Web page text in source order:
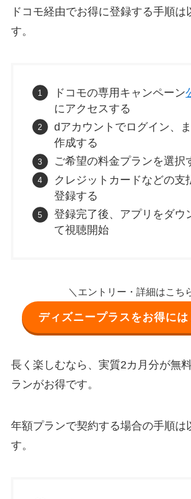
ドコモ経由でお得に登録する手順は
す。
ドコモの専用キャンペーン
にアクセスする
dアカウントでログイン、
作成する
ご希望の料金プランを選択
クレジットカードなどの支
登録する
登録完了後、アプリをダウ
て視聴開始
＼エントリー・詳細はこち
ディズニープラスをお得には
長く楽しむなら、実質2カ月分が無
ランがお得です。
年額プランで契約する場合の手順は
す。